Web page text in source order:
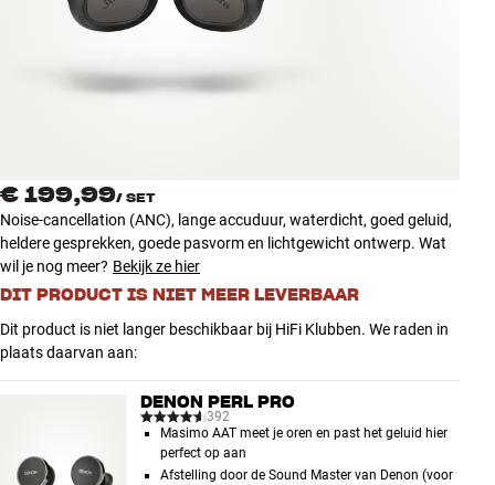
Accessoires
INSPIRATIE
NIEUW
AANBIEDINGEN
Winkels
Klantenservice
Inloggen
€ 199,99/ SET
Noise-cancellation (ANC), lange accuduur, waterdicht, goed geluid,
heldere gesprekken, goede pasvorm en lichtgewicht ontwerp. Wat
wil je nog meer? Bekijk ze hier
DIT PRODUCT IS NIET MEER LEVERBAAR
Dit product is niet langer beschikbaar bij HiFi Klubben. We raden in
plaats daarvan aan:
DENON PERL PRO
392
Masimo AAT meet je oren en past het geluid hier
perfect op aan
Afstelling door de Sound Master van Denon (voor